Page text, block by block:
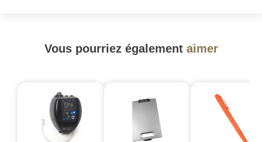
Vous pourriez également aimer